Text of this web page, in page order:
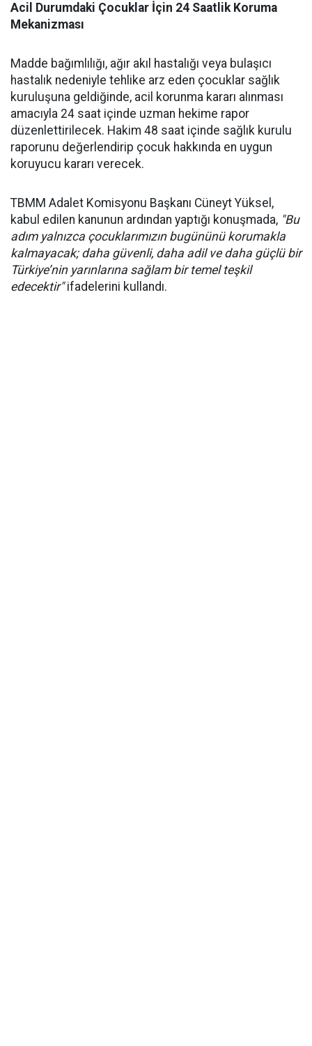
Acil Durumdaki Çocuklar İçin 24 Saatlik Koruma
Mekanizması
Madde bağımlılığı, ağır akıl hastalığı veya bulaşıcı
hastalık nedeniyle tehlike arz eden çocuklar sağlık
kuruluşuna geldiğinde, acil korunma kararı alınması
amacıyla 24 saat içinde uzman hekime rapor
düzenlettirilecek. Hakim 48 saat içinde sağlık kurulu
raporunu değerlendirip çocuk hakkında en uygun
koruyucu kararı verecek.
TBMM Adalet Komisyonu Başkanı Cüneyt Yüksel,
kabul edilen kanunun ardından yaptığı konuşmada, "Bu
adım yalnızca çocuklarımızın bugününü korumakla
kalmayacak; daha güvenli, daha adil ve daha güçlü bir
Türkiye’nin yarınlarına sağlam bir temel teşkil
edecektir"ifadelerini kullandı.